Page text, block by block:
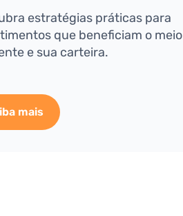
estratégias práticas para
que beneficiam o meio
e sua carteira.
mais